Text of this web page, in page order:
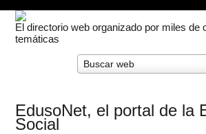
El directorio web organizado por miles de
temáticas
Buscar web
EdusoNet, el portal de la
Social